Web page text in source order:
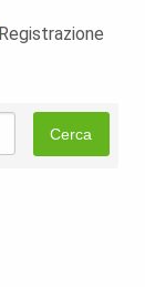
Registrazione
Cerca